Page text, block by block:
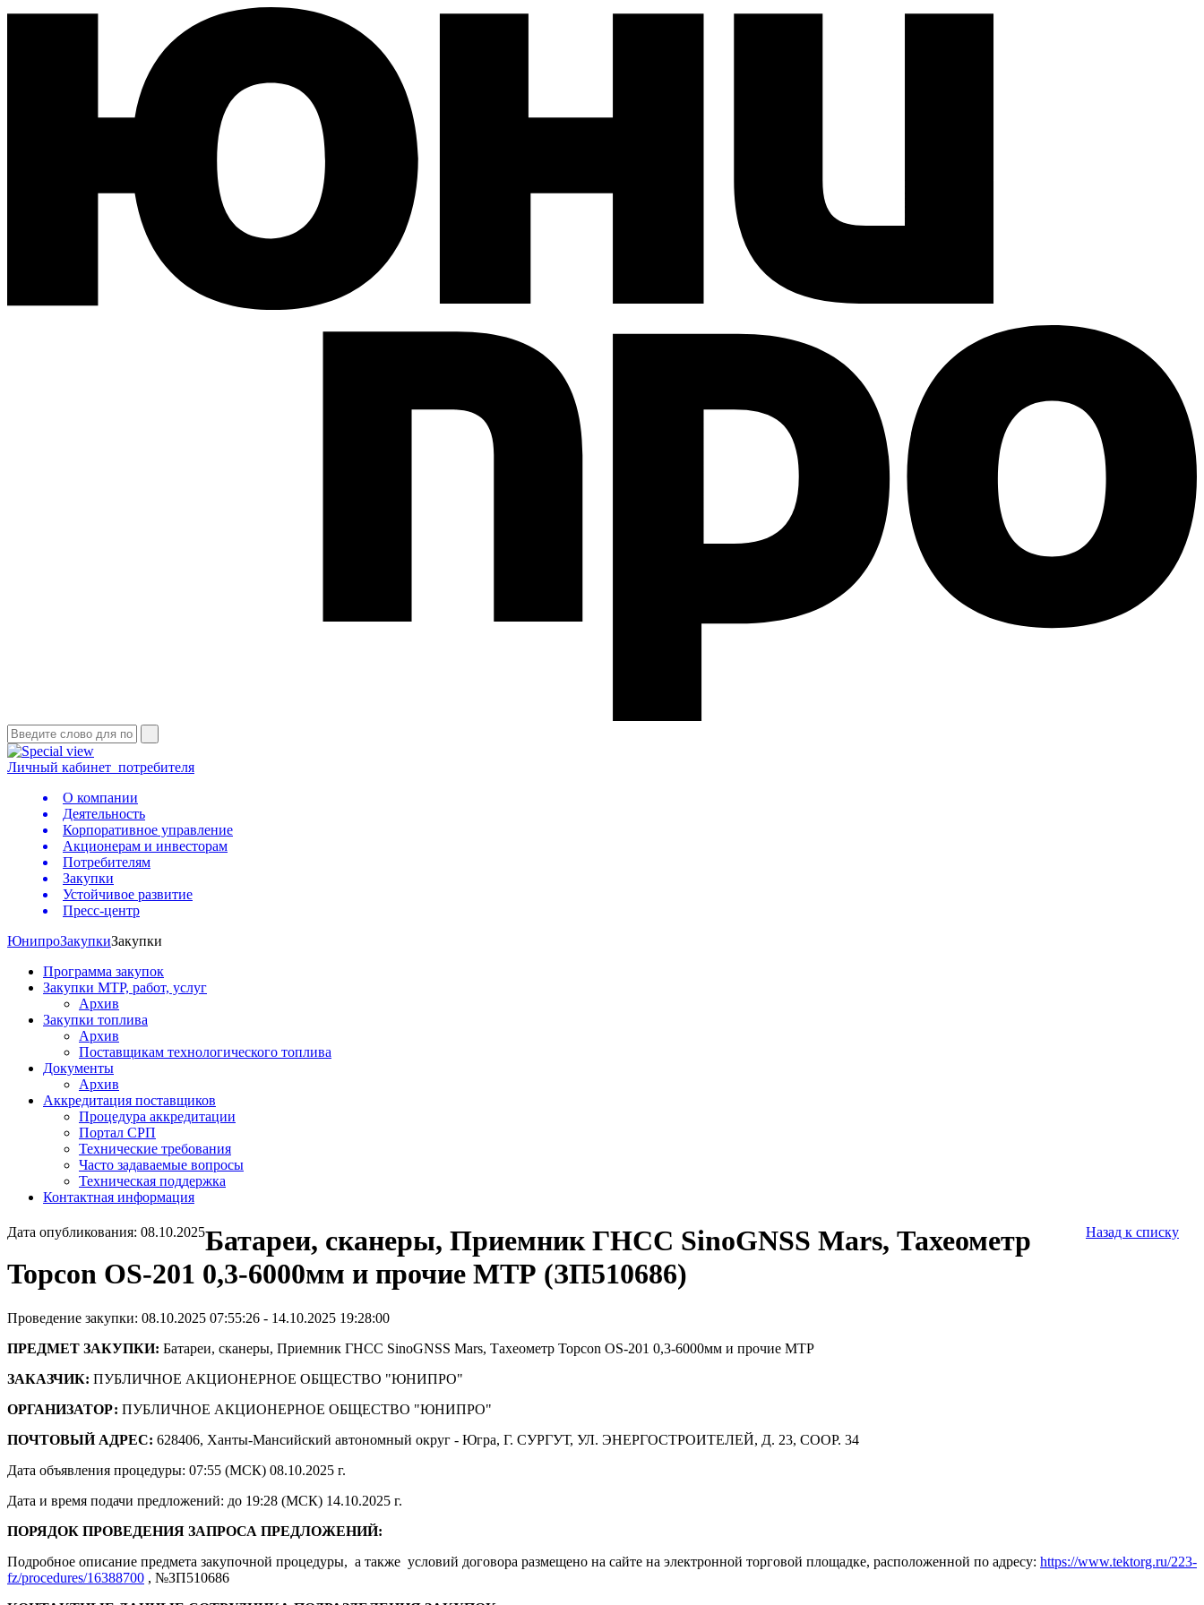
Личный кабинет потребителя
О компании
Деятельность
Корпоративное управление
Акционерам и инвесторам
Потребителям
Закупки
Устойчивое развитие
Пресс-центр
ЮнипроЗакупкиЗакупки
Программа закупок
Закупки МТР, работ, услуг
Архив
Закупки топлива
Архив
Поставщикам технологического топлива
Документы
Архив
Аккредитация поставщиков
Процедура аккредитации
Портал СРП
Технические требования
Часто задаваемые вопросы
Техническая поддержка
Контактная информация
Дата опубликования: 08.10.2025 Назад к списку
Батареи, сканеры, Приемник ГНСС SinoGNSS Mars, Тахеометр
Topcon OS-201 0,3-6000мм и прочие МТР (ЗП510686)
Проведение закупки: 08.10.2025 07:55:26 - 14.10.2025 19:28:00
ПРЕДМЕТ ЗАКУПКИ: Батареи, сканеры, Приемник ГНСС SinoGNSS Mars, Тахеометр Topcon OS-201 0,3-6000мм и прочие МТР
ЗАКАЗЧИК: ПУБЛИЧНОЕ АКЦИОНЕРНОЕ ОБЩЕСТВО "ЮНИПРО"
ОРГАНИЗАТОР: ПУБЛИЧНОЕ АКЦИОНЕРНОЕ ОБЩЕСТВО "ЮНИПРО"
ПОЧТОВЫЙ АДРЕС: 628406, Ханты-Мансийский автономный округ - Югра, Г. СУРГУТ, УЛ. ЭНЕРГОСТРОИТЕЛЕЙ, Д. 23, СООР. 34
Дата объявления процедуры: 07:55 (МСК) 08.10.2025 г.
Дата и время подачи предложений: до 19:28 (МСК) 14.10.2025 г.
ПОРЯДОК ПРОВЕДЕНИЯ ЗАПРОСА ПРЕДЛОЖЕНИЙ:
Подробное описание предмета закупочной процедуры, а также условий договора размещено на сайте на электронной торговой площадке, расположенной по адресу: https://www.tektorg.ru/223-
fz/procedures/16388700 , №ЗП510686